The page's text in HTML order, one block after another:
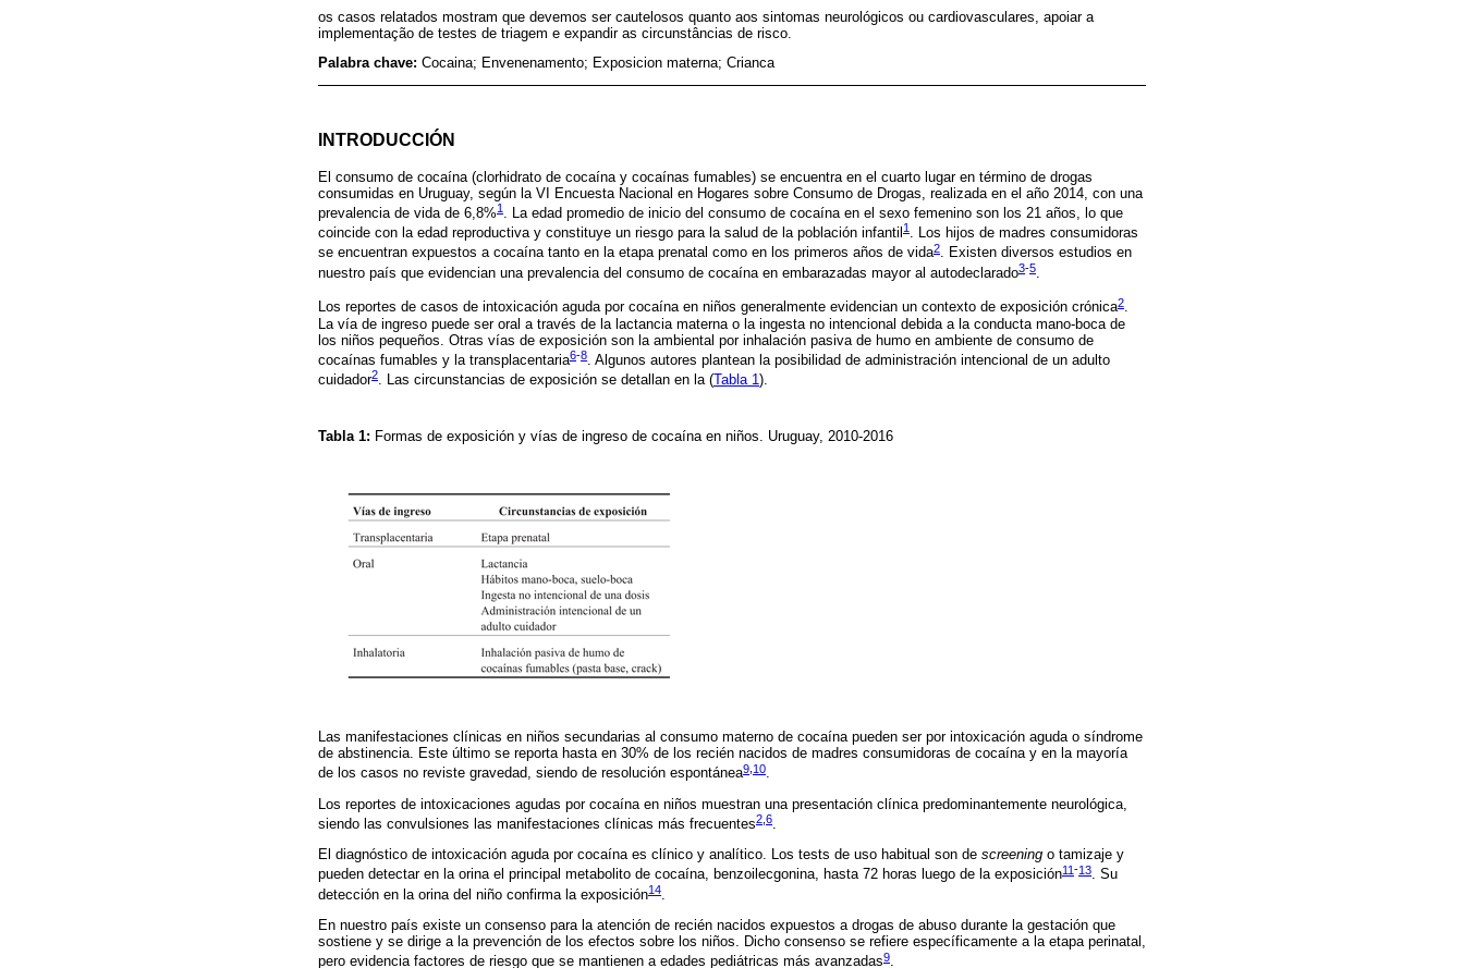
os casos relatados mostram que devemos ser cautelosos quanto aos sintomas neurológicos ou cardiovasculares, apoiar a
implementação de testes de triagem e expandir as circunstâncias de risco.
Palabra chave: Cocaina; Envenenamento; Exposicion materna; Crianca
INTRODUCCIÓN
El consumo de cocaína (clorhidrato de cocaína y cocaínas fumables) se encuentra en el cuarto lugar en término de drogas
consumidas en Uruguay, según la VI Encuesta Nacional en Hogares sobre Consumo de Drogas, realizada en el año 2014, con una
prevalencia de vida de 6,8%1
. La edad promedio de inicio del consumo de cocaína en el sexo femenino son los 21 años, lo que
coincide con la edad reproductiva y constituye un riesgo para la salud de la población infantil 1 . Los hijos de madres consumidoras
se encuentran expuestos a cocaína tanto en la etapa prenatal como en los primeros años de vida2. Existen diversos estudios en
nuestro país que evidencian una prevalencia del consumo de cocaína en embarazadas mayor al autodeclarado3-5.
Los reportes de casos de intoxicación aguda por cocaína en niños generalmente evidencian un contexto de exposición crónica2.
La vía de ingreso puede ser oral a través de la lactancia materna o la ingesta no intencional debida a la conducta mano-boca de
los niños pequeños. Otras vías de exposición son la ambiental por inhalación pasiva de humo en ambiente de consumo de
cocaínas fumables y la transplacentaria6-8. Algunos autores plantean la posibilidad de administración intencional de un adulto
cuidador2. Las circunstancias de exposición se detallan en la (Tabla 1).
Tabla 1: Formas de exposición y vías de ingreso de cocaína en niños. Uruguay, 2010-2016
Las manifestaciones clínicas en niños secundarias al consumo materno de cocaína pueden ser por intoxicación aguda o síndrome
de abstinencia. Este último se reporta hasta en 30% de los recién nacidos de madres consumidoras de cocaína y en la mayoría
de los casos no reviste gravedad, siendo de resolución espontánea9 10.
Los reportes de intoxicaciones agudas por cocaína en niños muestran una presentación clínica predominantemente neurológica,
siendo las convulsiones las manifestaciones clínicas más frecuentes2 6.
El diagnóstico de intoxicación aguda por cocaína es clínico y analítico. Los tests de uso habitual son de screening o tamizaje y
pueden detectar en la orina el principal metabolito de cocaína, benzoilecgonina, hasta 72 horas luego de la exposición11-13. Su
detección en la orina del niño confirma la exposición14.
En nuestro país existe un consenso para la atención de recién nacidos expuestos a drogas de abuso durante la gestación que
sostiene y se dirige a la prevención de los efectos sobre los niños. Dicho consenso se refiere específicamente a la etapa perinatal,
pero evidencia factores de riesgo que se mantienen a edades pediátricas más avanzadas9.